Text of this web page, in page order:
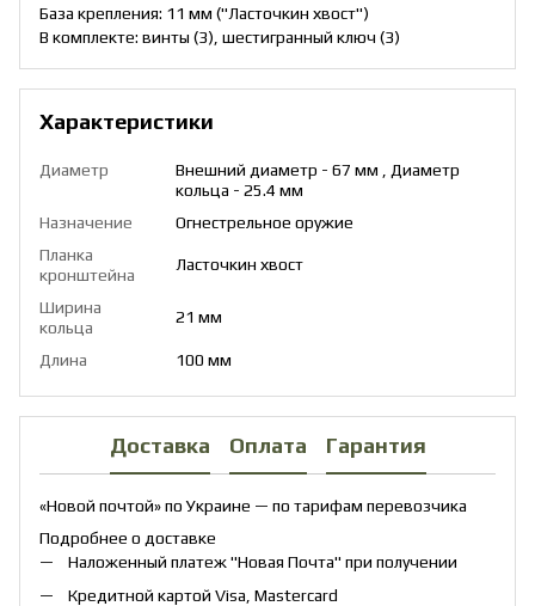
База крепления: 11 мм ("Ласточкин хвост")
В комплекте: винты (3), шестигранный ключ (3)
Характеристики
Диаметр
Внешний диаметр - 67 мм , Диаметр
кольца - 25.4 мм
Назначение
Огнестрельное оружие
Планка
кронштейна
Ласточкин хвост
Ширина
кольца
21 мм
Длина 100 мм
Доставка Оплата Гарантия
«Новой почтой» по Украине — по тарифам перевозчика
Подробнее о доставке
Наложенный платеж "Новая Почта" при получении
Кредитной картой Visa, Mastercard